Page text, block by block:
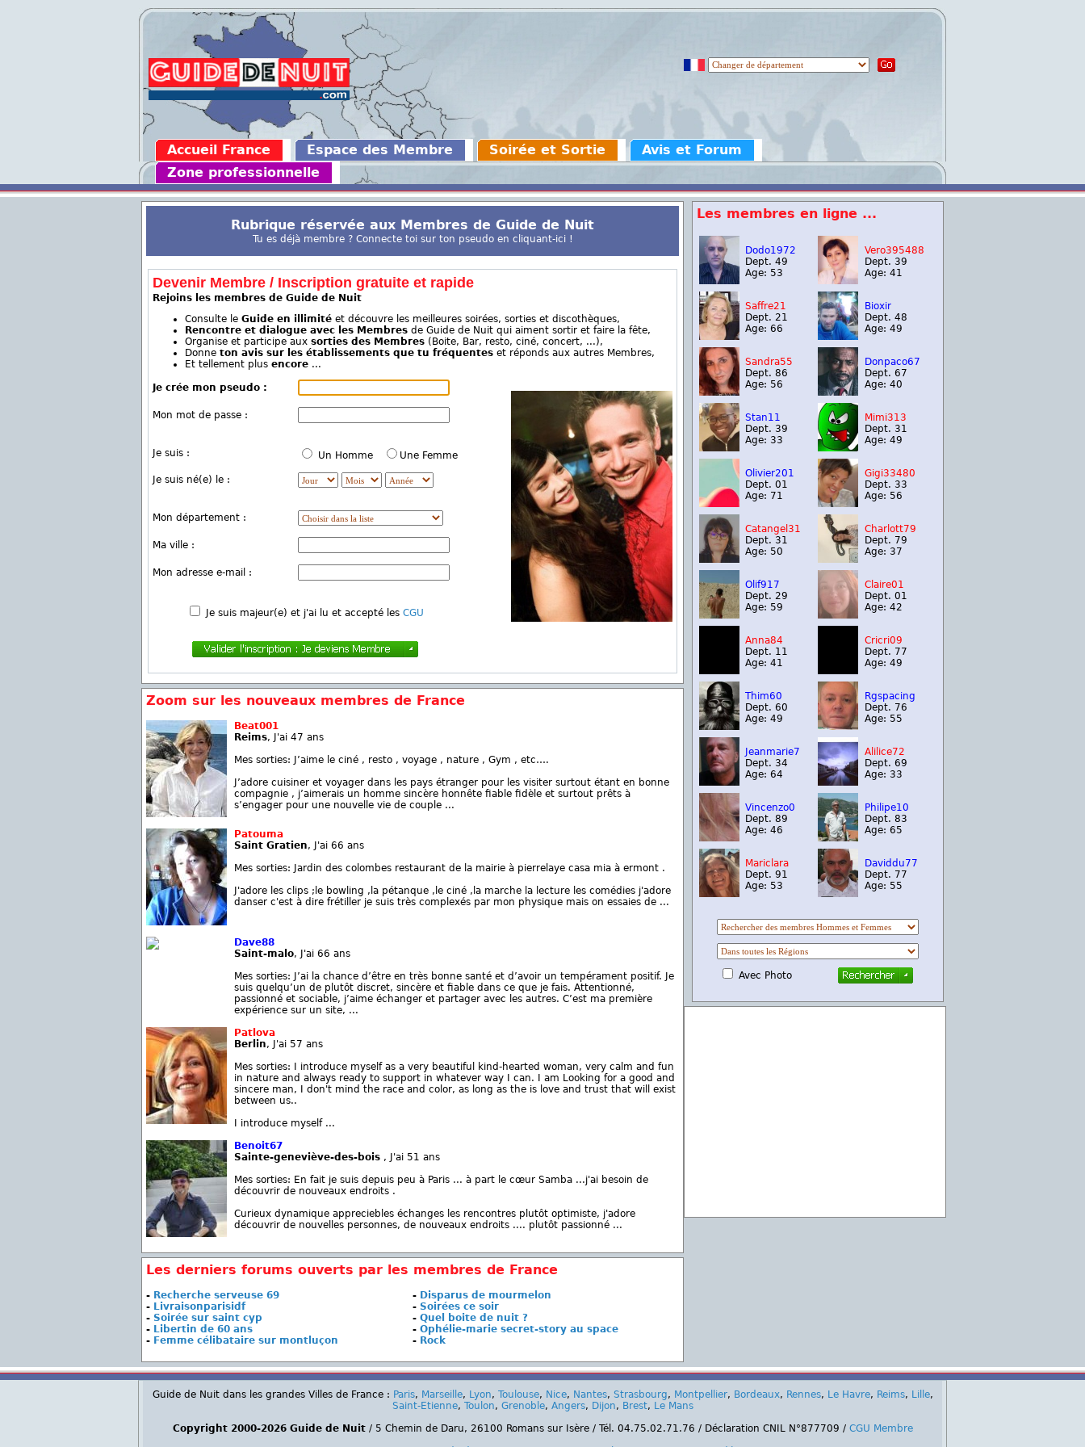
Accueil France Espace des Membre Soirée et Sortie
Avis et Forum
Zone professionnelle
Rubrique réservée aux Membres de Guide de Nuit
Tu es déjà membre ? Connecte toi sur ton pseudo en cliquant-ici !
Devenir Membre / Inscription gratuite et rapide
Rejoins les membres de Guide de Nuit
Consulte le Guide en illimité et découvre les meilleures soirées, sorties et discothèques,
Rencontre et dialogue avec les Membres de Guide de Nuit qui aiment sortir et faire la fête,
Organise et participe aux sorties des Membres (Boite, Bar, resto, ciné, concert, ...),
Donne ton avis sur les établissements que tu fréquentes et réponds aux autres Membres,
Et tellement plus encore ...
Je crée mon pseudo :
Mon mot de passe :
Je suis : Un Homme Une Femme
Je suis né(e) le :
Mon département :
Ma ville :
Mon adresse e-mail :
Je suis majeur(e) et j'ai lu et accepté les CGU
Zoom sur les nouveaux membres de France
Beat001
Reims, J'ai 47 ans
Mes sorties: J’aime le ciné , resto , voyage , nature , Gym , etc….
J’adore cuisiner et voyager dans les pays étranger pour les visiter surtout étant en bonne
compagnie , j’aimerais un homme sincère honnête fiable fidèle et surtout prêts à
s’engager pour une nouvelle vie de couple ...
Patouma
Saint Gratien, J'ai 66 ans
Mes sorties: Jardin des colombes restaurant de la mairie à pierrelaye casa mia à ermont .
J'adore les clips ;le bowling ,la pétanque ,le ciné ,la marche la lecture les comédies j'adore
danser c'est à dire frétiller je suis très complexés par mon physique mais on essaies de ...
Dave88
Saint-malo, J'ai 66 ans
Mes sorties: J’ai la chance d’être en très bonne santé et d’avoir un tempérament positif. Je
suis quelqu’un de plutôt discret, sincère et fiable dans ce que je fais. Attentionné,
passionné et sociable, j’aime échanger et partager avec les autres. C’est ma première
expérience sur un site, ...
Patlova
Berlin, J'ai 57 ans
Mes sorties: I introduce myself as a very beautiful kind-hearted woman, very calm and fun
in nature and always ready to support in whatever way I can. I am Looking for a good and
sincere man, I don't mind the race and color, as long as the is love and trust that will exist
between us..
I introduce myself ...
Benoit67
Sainte-geneviève-des-bois , J'ai 51 ans
Mes sorties: En fait je suis depuis peu à Paris ... à part le cœur Samba ...j'ai besoin de
découvrir de nouveaux endroits .
Curieux dynamique appreciebles échanges les rencontres plutôt optimiste, j'adore
découvrir de nouvelles personnes, de nouveaux endroits .... plutôt passionné ...
Les derniers forums ouverts par les membres de France
- Recherche serveuse 69
- Livraisonparisidf
- Soirée sur saint cyp
- Libertin de 60 ans
- Femme célibataire sur montluçon
- Disparus de mourmelon
- Soirées ce soir
- Quel boite de nuit ?
- Ophélie-marie secret-story au space
- Rock
Les membres en ligne ...
Dodo1972
Dept. 49
Age: 53
Vero395488
Dept. 39
Age: 41
Saffre21
Dept. 21
Age: 66
Bioxir
Dept. 48
Age: 49
Sandra55
Dept. 86
Age: 56
Donpaco67
Dept. 67
Age: 40
Stan11
Dept. 39
Age: 33
Mimi313
Dept. 31
Age: 49
Olivier201
Dept. 01
Age: 71
Gigi33480
Dept. 33
Age: 56
Catangel31
Dept. 31
Age: 50
Charlott79
Dept. 79
Age: 37
Olif917
Dept. 29
Age: 59
Claire01
Dept. 01
Age: 42
Anna84
Dept. 11
Age: 41
Cricri09
Dept. 77
Age: 49
Thim60
Dept. 60
Age: 49
Rgspacing
Dept. 76
Age: 55
Jeanmarie7
Dept. 34
Age: 64
Alilice72
Dept. 69
Age: 33
Vincenzo0
Dept. 89
Age: 46
Philipe10
Dept. 83
Age: 65
Mariclara
Dept. 91
Age: 53
Daviddu77
Dept. 77
Age: 55
Avec Photo
Guide de Nuit dans les grandes Villes de France : Paris, Marseille, Lyon, Toulouse, Nice, Nantes, Strasbourg, Montpellier, Bordeaux, Rennes, Le Havre, Reims, Lille,
Saint-Etienne, Toulon, Grenoble, Angers, Dijon, Brest, Le Mans
Copyright 2000-2026 Guide de Nuit/ 5 Chemin de Daru, 26100 Romans sur Isère / Tél. 04.75.02.71.76 / Déclaration CNIL N°877709 / CGU Membre